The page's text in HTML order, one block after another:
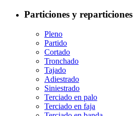
Particiones y reparticiones
Pleno
Partido
Cortado
Tronchado
Tajado
Adiestrado
Siniestrado
Terciado en palo
Terciado en faja